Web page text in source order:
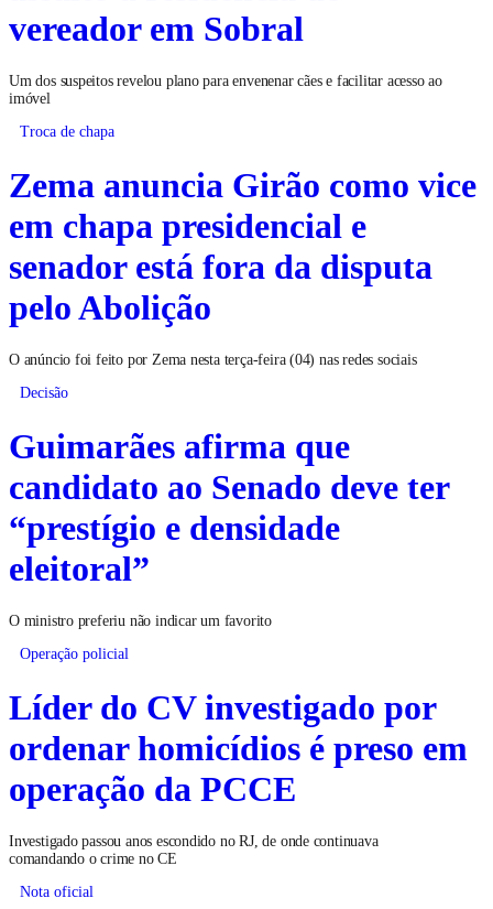
vereador em Sobral
Um dos suspeitos revelou plano para envenenar cães e facilitar acesso ao
imóvel
Troca de chapa
Zema anuncia Girão como vice
em chapa presidencial e
senador está fora da disputa
pelo Abolição
O anúncio foi feito por Zema nesta terça-feira (04) nas redes sociais
Decisão
Guimarães afirma que
candidato ao Senado deve ter
“prestígio e densidade
eleitoral”
O ministro preferiu não indicar um favorito
Operação policial
Líder do CV investigado por
ordenar homicídios é preso em
operação da PCCE
Investigado passou anos escondido no RJ, de onde continuava
comandando o crime no CE
Nota oficial